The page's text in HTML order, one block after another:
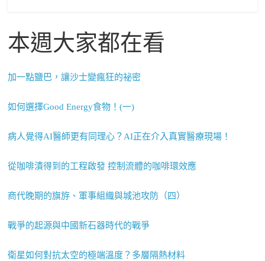
本週大家都在看
加一點鹽巴，讓沙士變瘋狂的祕密
如何選擇Good Energy食物！(一)
病人覺得AI醫師更有同理心？AI正在介入真實醫療現場！
從咖啡漬得到的工程啟發 控制流體的咖啡環效應
商代晚期的旗斿、軍事組織與城池攻防（四）
戰爭的起源與中國新石器時代的戰爭
衛星如何對抗太空的極端溫度？多層隔熱材料